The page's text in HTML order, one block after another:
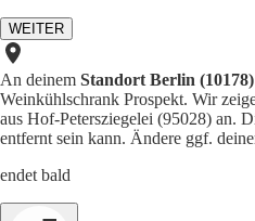
WEITER
An deinem Standort Berlin (10178)
Weinkühlschrank Prospekt. Wir
aus Hof-Petersziegelei (95028) an.
entfernt sein kann. Ändere ggf.
endet bald